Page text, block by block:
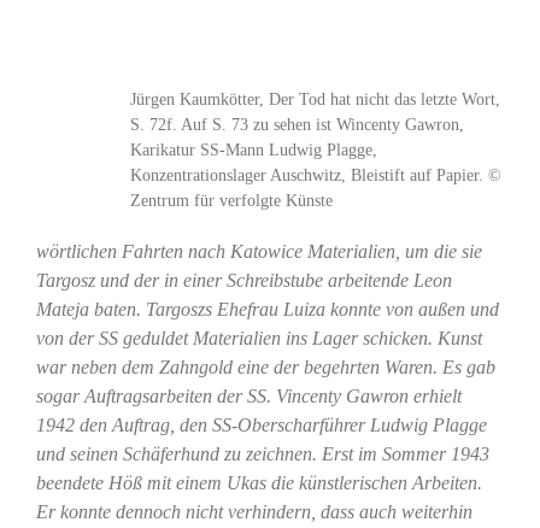
Jürgen Kaumkötter, Der Tod hat nicht das letzte Wort,
S. 72f. Auf S. 73 zu sehen ist Wincenty Gawron,
Karikatur SS-Mann Ludwig Plagge,
Konzentrationslager Auschwitz, Bleistift auf Papier. ©
Zentrum für verfolgte Künste
wörtlichen Fahrten nach Katowice Materialien, um die sie
Targosz und der in einer Schreibstube arbeitende Leon
Mateja baten. Targoszs Ehefrau Luiza konnte von außen und
von der SS geduldet Materialien ins Lager schicken. Kunst
war neben dem Zahngold eine der begehrten Waren. Es gab
sogar Auftragsarbeiten der SS. Vincenty Gawron erhielt
1942 den Auftrag, den SS-Oberscharführer Ludwig Plagge
und seinen Schäferhund zu zeichnen. Erst im Sommer 1943
beendete Höß mit einem Ukas die künstlerischen Arbeiten.
Er konnte dennoch nicht verhindern, dass auch weiterhin